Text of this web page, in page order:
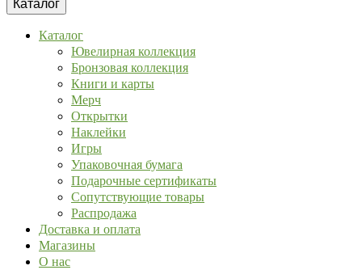
Каталог
Каталог
Ювелирная коллекция
Бронзовая коллекция
Книги и карты
Мерч
Открытки
Наклейки
Игры
Упаковочная бумага
Подарочные сертификаты
Сопутствующие товары
Распродажа
Доставка и оплата
Магазины
О нас